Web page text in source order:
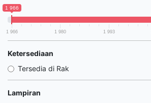
1 966
1 966 1 980 1 993
Ketersediaan
Tersedia di Rak
Lampiran